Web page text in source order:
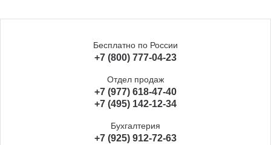
Бесплатно по России
+7 (800) 777-04-23
Отдел продаж
+7 (977) 618-47-40
+7 (495) 142-12-34
Бухгалтерия
+7 (925) 912-72-63